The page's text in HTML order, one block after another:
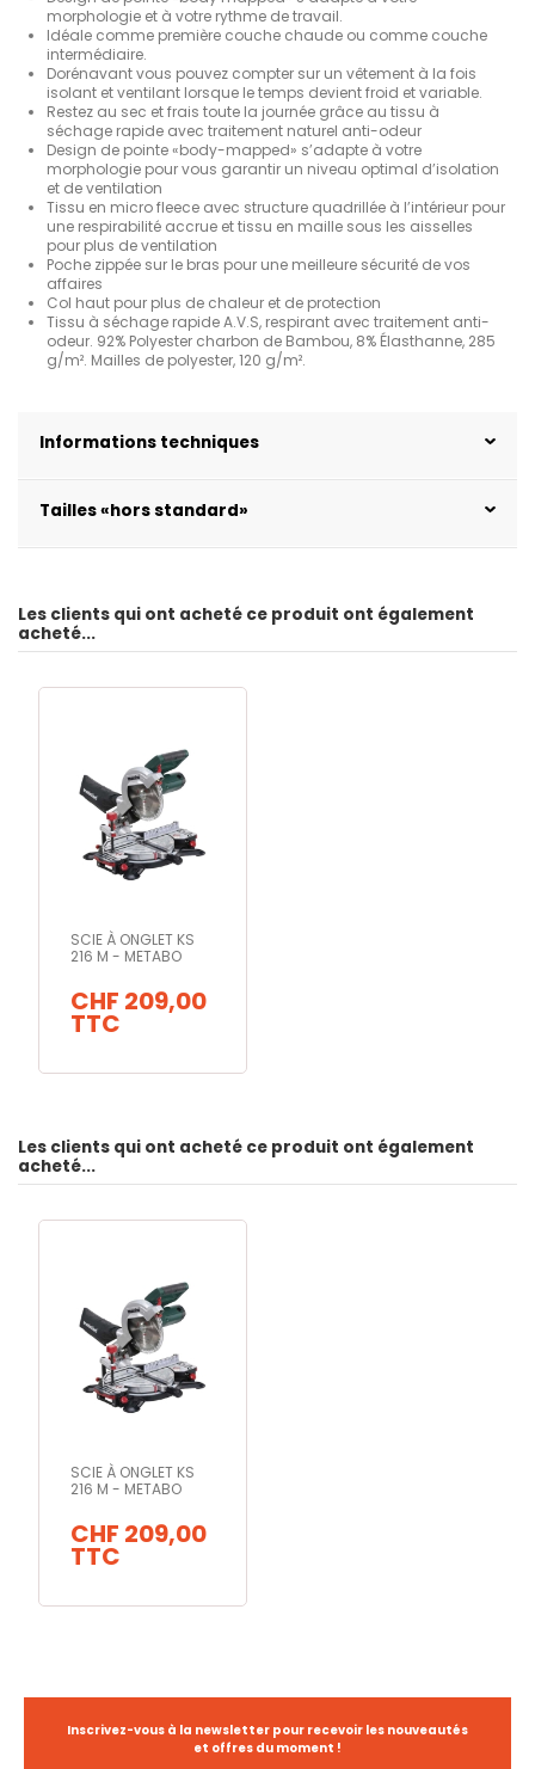
morphologie et à votre rythme de travail.
Idéale comme première couche chaude ou comme couche
intermédiaire.
Dorénavant vous pouvez compter sur un vêtement à la fois
isolant et ventilant lorsque le temps devient froid et variable.
Restez au sec et frais toute la journée grâce au tissu à
séchage rapide avec traitement naturel anti-odeur
Design de pointe «body-mapped» s’adapte à votre
morphologie pour vous garantir un niveau optimal d’isolation
et de ventilation
Tissu en micro fleece avec structure quadrillée à l’intérieur pour
une respirabilité accrue et tissu en maille sous les aisselles
pour plus de ventilation
Poche zippée sur le bras pour une meilleure sécurité de vos
affaires
Col haut pour plus de chaleur et de protection
Tissu à séchage rapide A.V.S, respirant avec traitement anti-
odeur. 92% Polyester charbon de Bambou, 8% Élasthanne, 285
g/m². Mailles de polyester, 120 g/m².
Informations techniques
Tailles «hors standard»
Les clients qui ont acheté ce produit ont également
acheté...
SCIE À ONGLET KS
216 M - METABO
CHF 209,00
TTC
Les clients qui ont acheté ce produit ont également
acheté...
SCIE À ONGLET KS
216 M - METABO
CHF 209,00
TTC
Inscrivez-vous à la newsletter pour recevoir les nouveautés
et offres du moment !